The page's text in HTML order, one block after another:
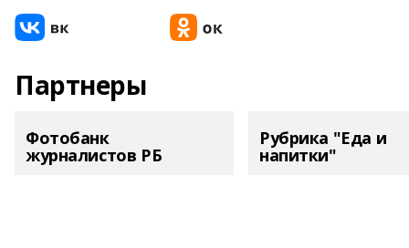
Партнеры
Фотобанк
журналистов РБ
Рубрика "Еда и
напитки"